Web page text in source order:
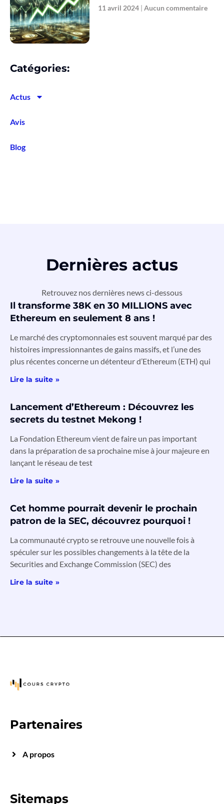
11 avril 2024 Aucun commentaire
Catégories:
Actus
Avis
Blog
Dernières actus
Retrouvez nos dernières news ci-dessous
Il transforme 38K en 30 MILLIONS avec
Ethereum en seulement 8 ans !
Le marché des cryptomonnaies est souvent marqué par des
histoires impressionnantes de gains massifs, et l’une des
plus récentes concerne un détenteur d’Ethereum (ETH) qui
Lire la suite »
Lancement d’Ethereum : Découvrez les
secrets du testnet Mekong !
La Fondation Ethereum vient de faire un pas important
dans la préparation de sa prochaine mise à jour majeure en
lançant le réseau de test
Lire la suite »
Cet homme pourrait devenir le prochain
patron de la SEC, découvrez pourquoi !
La communauté crypto se retrouve une nouvelle fois à
spéculer sur les possibles changements à la tête de la
Securities and Exchange Commission (SEC) des
Lire la suite »
Partenaires
A propos
Sitemaps